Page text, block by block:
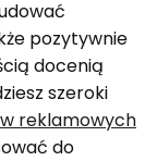
pozytywnie
docenią
szeroki
reklamowych
do